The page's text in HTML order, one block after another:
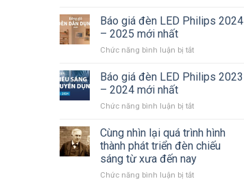
giá
đèn
Philips
–
nhất
Báo giá đèn LED Philips 2024
– 2025 mới nhất
Chức năng bình luận bị tắtở
giá
đèn
Philips
–
2025
nhất
Báo giá đèn LED Philips 2023
– 2024 mới nhất
Chức năng bình luận bị tắtở
giá
đèn
LED
Philips
2023
Cùng nhìn lại quá trình hình
thành phát triển đèn chiếu
sáng từ xưa đến nay
Chức năng bình luận bị tắtở